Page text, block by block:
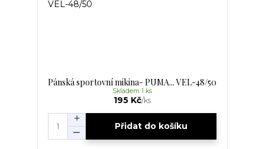
Pánská sportovní mikina- PUMA... VEL-48/50
195 Kč/ks
Skladem 1 ks
Přidat do košíku